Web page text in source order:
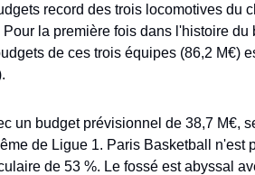
record des trois locomotives du
la première fois dans l'histoire du
de ces trois équipes (86,2 M€)
un budget prévisionnel de 38,7 M€,
de Ligue 1. Paris Basketball n'est
de 53 %. Le fossé est abyssal